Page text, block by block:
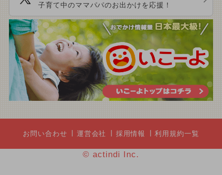
子育て中のママパパのお出かけを応援！
お問い合わせ 運営会社 採用情報 利用規約一覧
© actindi Inc.